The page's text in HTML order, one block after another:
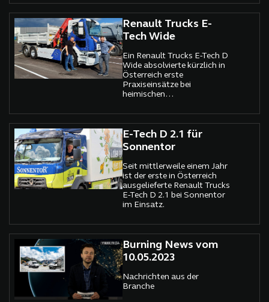
Renault Trucks E-
Tech Wide
Ein Renault Trucks E-Tech D
Wide absolvierte kürzlich in
Österreich erste
Praxiseinsätze bei
heimischen
E-Tech D 2.1 für
Sonnentor
Seit mittlerweile einem Jahr
ist der erste in Österreich
ausgelieferte Renault Trucks
E-Tech D 2.1 bei Sonnentor
im Einsatz.
Burning News vom
10.05.2023
Nachrichten aus der
Branche